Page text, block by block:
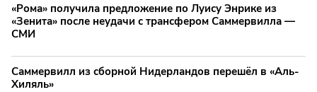
«Рома» получила предложение по Луису Энрике из
«Зенита» после неудачи с трансфером Саммервилла —
СМИ
Саммервилл из сборной Нидерландов перешёл в «Аль-
Хиляль»